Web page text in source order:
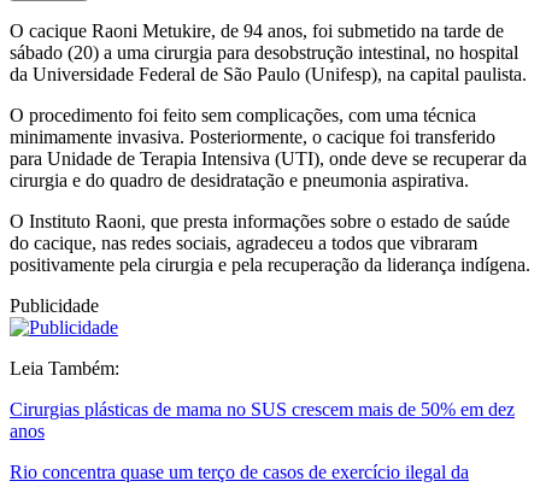
O cacique Raoni Metukire, de 94 anos, foi submetido na tarde de
sábado (20) a uma cirurgia para desobstrução intestinal, no hospital
da Universidade Federal de São Paulo (Unifesp), na capital paulista.
O procedimento foi feito sem complicações, com uma técnica
minimamente invasiva. Posteriormente, o cacique foi transferido
para Unidade de Terapia Intensiva (UTI), onde deve se recuperar da
cirurgia e do quadro de desidratação e pneumonia aspirativa.
O Instituto Raoni, que presta informações sobre o estado de saúde
do cacique, nas redes sociais, agradeceu a todos que vibraram
positivamente pela cirurgia e pela recuperação da liderança indígena.
Publicidade
Leia Também:
Cirurgias plásticas de mama no SUS crescem mais de 50% em dez
anos
Rio concentra quase um terço de casos de exercício ilegal da